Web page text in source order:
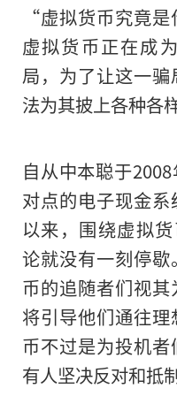
万美元
最低点
论焦点
跌，我
相关业
者警惕
“虚拟货币究竟
虚拟货币正在成
局，为了让这一
法为其披上各种各
自从中本聪于
对点的电子现金
以来，围绕虚拟
论就没有一刻停
币的追随者们视
将引导他们通往
币不过是为投机
有人坚决反对和抵